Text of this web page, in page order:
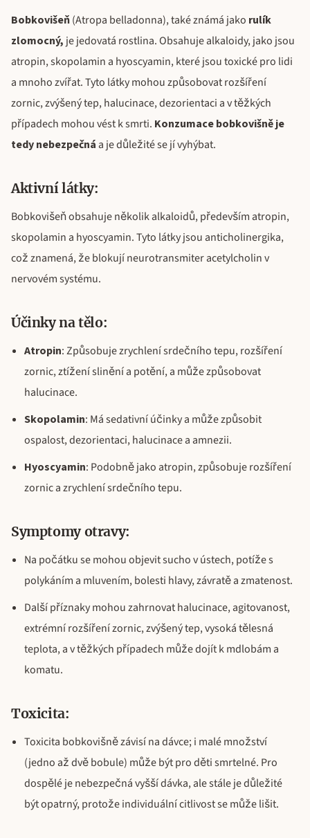
Bobkovišeň(Atropa belladonna), také známá jako rulík
zlomocný, je jedovatá rostlina. Obsahuje alkaloidy, jako jsou
atropin, skopolamin a hyoscyamin, které jsou toxické pro lidi
a mnoho zvířat. Tyto látky mohou způsobovat rozšíření
zornic, zvýšený tep, halucinace, dezorientaci a v těžkých
případech mohou vést k smrti. Konzumace bobkovišně je
tedy nebezpečná a je důležité se jí vyhýbat.
Aktivní látky:
Bobkovišeň obsahuje několik alkaloidů, především atropin,
skopolamin a hyoscyamin. Tyto látky jsou anticholinergika,
což znamená, že blokují neurotransmiter acetylcholin v
nervovém systému.
Účinky na tělo:
Atropin: Způsobuje zrychlení srdečního tepu, rozšíření
zornic, ztížení slinění a potění, a může způsobovat
halucinace.
Skopolamin: Má sedativní účinky a může způsobit
ospalost, dezorientaci, halucinace a amnezii.
Hyoscyamin: Podobně jako atropin, způsobuje rozšíření
zornic a zrychlení srdečního tepu.
Symptomy otravy:
Na počátku se mohou objevit sucho v ústech, potíže s
polykáním a mluvením, bolesti hlavy, závratě a zmatenost.
Další příznaky mohou zahrnovat halucinace, agitovanost,
extrémní rozšíření zornic, zvýšený tep, vysoká tělesná
teplota, a v těžkých případech může dojít k mdlobám a
komatu.
Toxicita:
Toxicita bobkovišně závisí na dávce; i malé množství
(jedno až dvě bobule) může být pro děti smrtelné. Pro
dospělé je nebezpečná vyšší dávka, ale stále je důležité
být opatrný, protože individuální citlivost se může lišit.